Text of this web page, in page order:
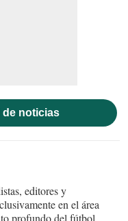
de noticias
editores y
en el área
profundo del fútbol